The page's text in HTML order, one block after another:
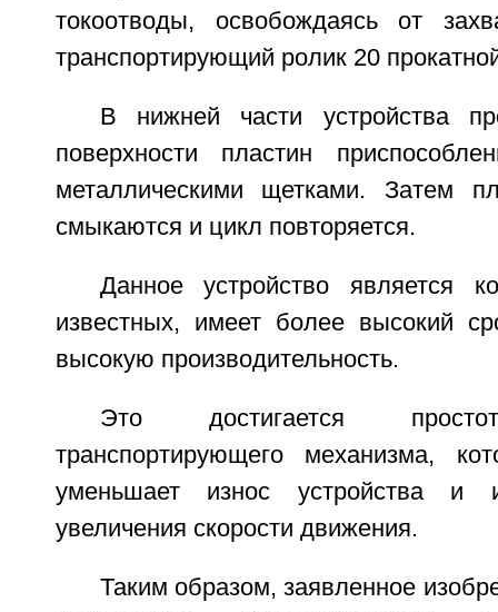
токоотводы, освобождаясь от
транспортирующий ролик 20
В нижней части устройства
поверхности пластин
металлическими щетками. Затем
смыкаются и цикл повторяется.
Данное устройство является
известных, имеет более высокий
высокую производительность.
Это достигается
транспортирующего механизма,
уменьшает износ устройства и
увеличения скорости движения.
Таким образом, заявленное